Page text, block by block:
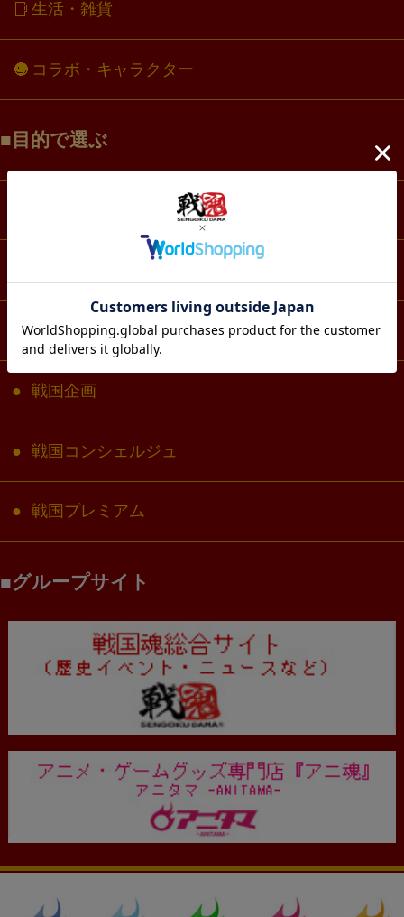
生活・雑貨
コラボ・キャラクター
目的で選ぶ
戦国アートグッズ
戦国企画
戦国コンシェルジュ
戦国プレミアム
グループサイト